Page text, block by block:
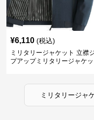
¥6,110 (税込)
ミリタリージャケット 立襟
プアップミリタリージャケッ
ミリタリージャ